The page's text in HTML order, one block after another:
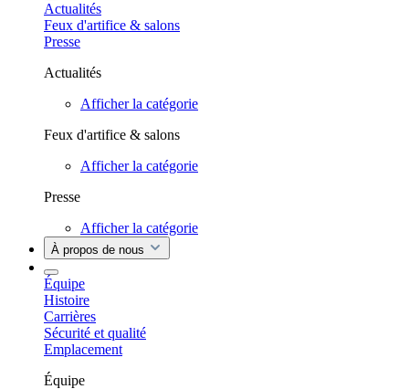
Actualités
Feux d'artifice & salons
Presse
Actualités
Afficher la catégorie
Feux d'artifice & salons
Afficher la catégorie
Presse
Afficher la catégorie
À propos de nous
Équipe
Histoire
Carrières
Sécurité et qualité
Emplacement
Équipe